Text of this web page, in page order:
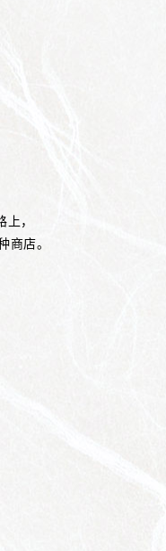
，
商店。